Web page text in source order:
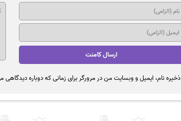
ذخیره نام، ایمیل و وبسایت من در مرورگر برای زمانی که دوباره